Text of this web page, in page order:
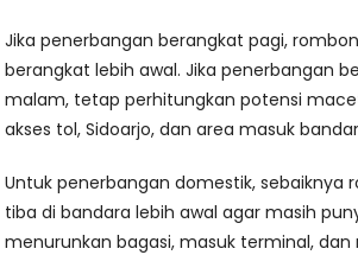
Jika penerbangan berangkat pagi,
berangkat lebih awal. Jika penerbangan
malam, tetap perhitungkan potensi
akses tol, Sidoarjo, dan area masuk
Untuk penerbangan domestik, sebaiknya
tiba di bandara lebih awal agar masih
menurunkan bagasi, masuk terminal, dan